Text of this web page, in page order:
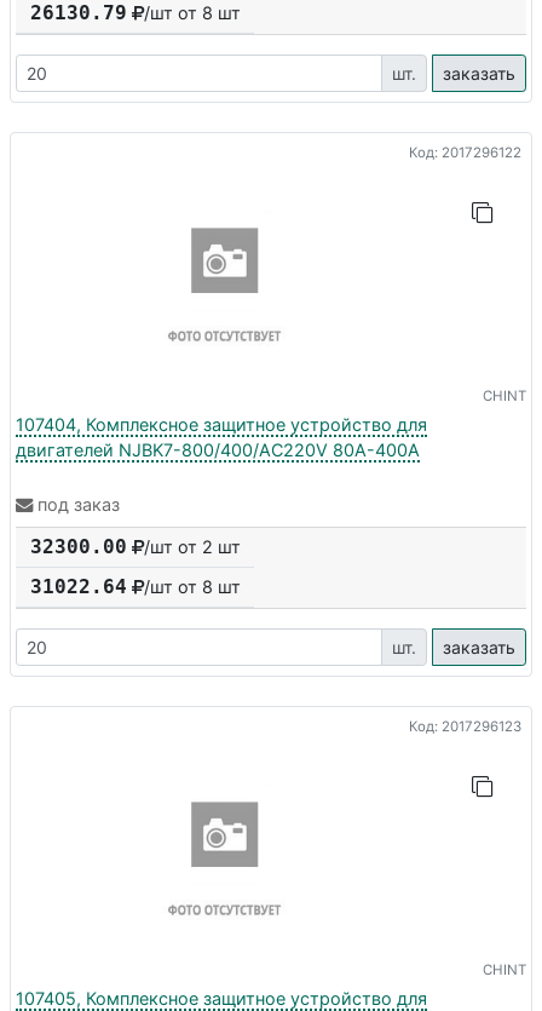
26130.79 /шт от 8 шт
шт. заказать
Код: 2017296122
CHINT
107404, Комплексное защитное устройство для
двигателей NJBK7-800/400/AC220V 80A-400A
под заказ
32300.00 /шт от 2 шт
31022.64 /шт от 8 шт
шт. заказать
Код: 2017296123
CHINT
107405, Комплексное защитное устройство для